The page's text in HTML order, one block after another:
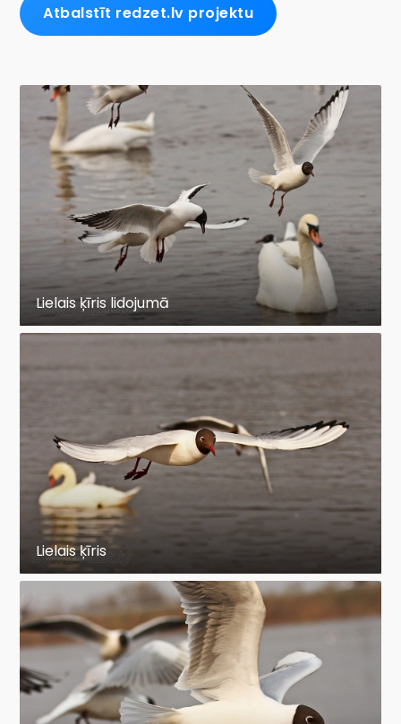
Atbalstīt redzet.lv projektu
Lielais ķīris lidojumā
Lielais ķīris